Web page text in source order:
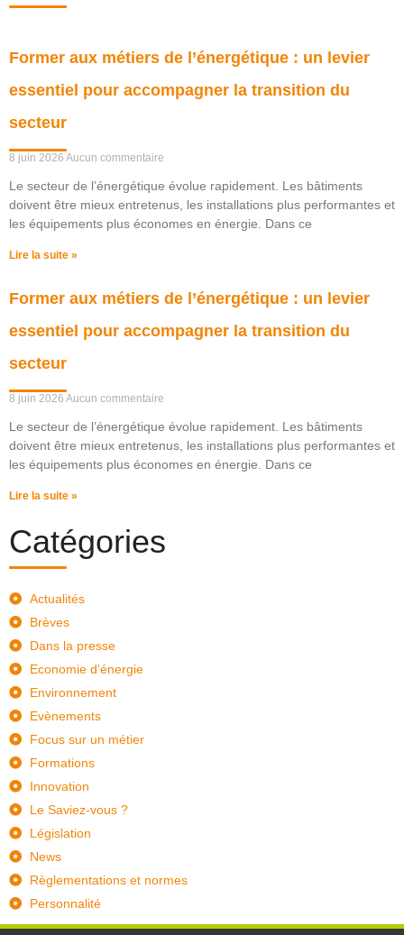
Former aux métiers de l’énergétique : un levier
essentiel pour accompagner la transition du
secteur
8 juin 2026 Aucun commentaire
Le secteur de l’énergétique évolue rapidement. Les bâtiments
doivent être mieux entretenus, les installations plus performantes et
les équipements plus économes en énergie. Dans ce
Lire la suite »
Former aux métiers de l’énergétique : un levier
essentiel pour accompagner la transition du
secteur
8 juin 2026 Aucun commentaire
Le secteur de l’énergétique évolue rapidement. Les bâtiments
doivent être mieux entretenus, les installations plus performantes et
les équipements plus économes en énergie. Dans ce
Lire la suite »
Catégories
Actualités
Brèves
Dans la presse
Economie d'énergie
Environnement
Evènements
Focus sur un métier
Formations
Innovation
Le Saviez-vous ?
Législation
News
Règlementations et normes
Personnalité